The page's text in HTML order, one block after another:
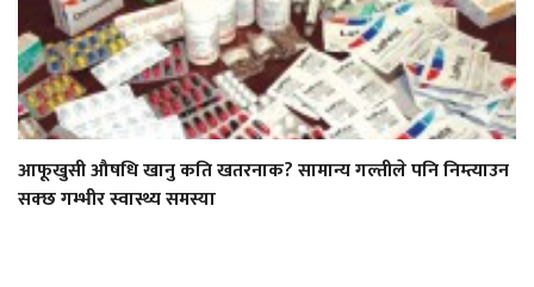
आफूखुसी औषधि खानु कति खतरनाक? सामान्य गल्तीले पनि निम्त्याउन
सक्छ गम्भीर स्वास्थ्य समस्या